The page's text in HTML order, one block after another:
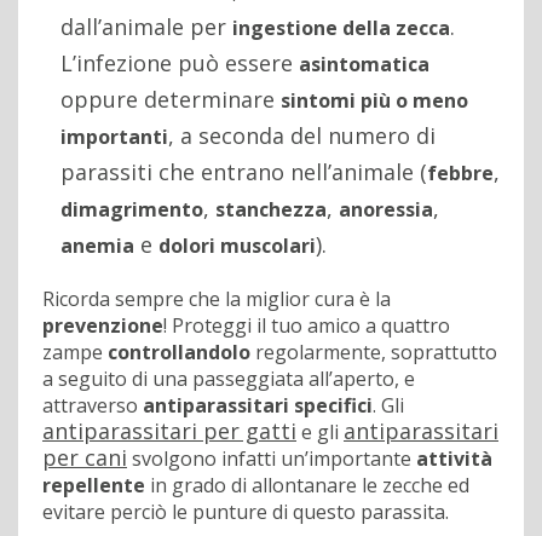
dall’animale per ingestione della zecca.
L’infezione può essere asintomatica
oppure determinare sintomi più o meno
importanti, a seconda del numero di
parassiti che entrano nell’animale (febbre,
dimagrimento, stanchezza, anoressia,
anemia e dolori muscolari).
Ricorda sempre che la miglior cura è la
prevenzione! Proteggi il tuo amico a quattro
zampe controllandolo regolarmente, soprattutto
a seguito di una passeggiata all’aperto, e
attraverso antiparassitari specifici. Gli
antiparassitari per gatti e gli antiparassitari
per cani svolgono infatti un’importante attività
repellente in grado di allontanare le zecche ed
evitare perciò le punture di questo parassita.